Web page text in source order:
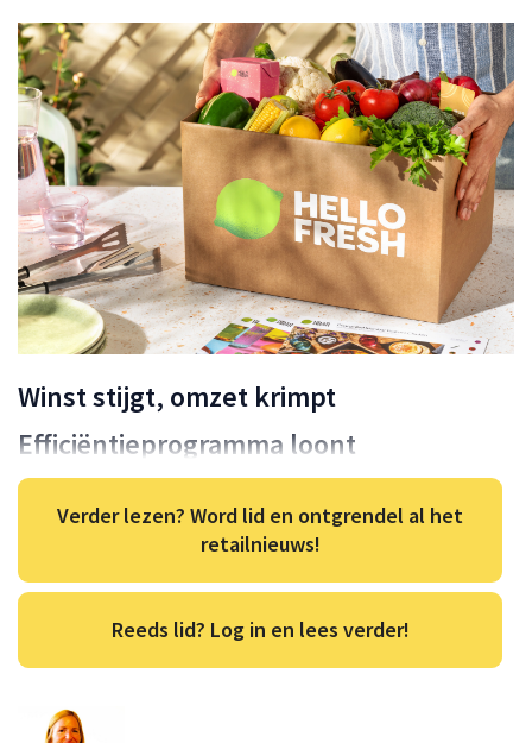
Winst stijgt, omzet krimpt
Efficiëntieprogramma loont
Verder lezen? Word lid en ontgrendel al het
retailnieuws!
Reeds lid? Log in en lees verder!